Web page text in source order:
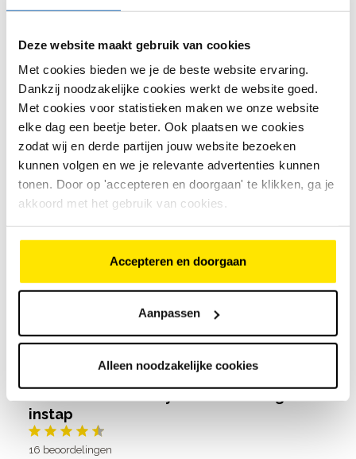
Deze website maakt gebruik van cookies
Met cookies bieden we je de beste website ervaring.
Dankzij noodzakelijke cookies werkt de website goed.
Met cookies voor statistieken maken we onze website
elke dag een beetje beter. Ook plaatsen we cookies
zodat wij en derde partijen jouw website bezoeken
kunnen volgen en we je relevante advertenties kunnen
tonen. Door op 'accepteren en doorgaan' te klikken, ga je
akkoord met het gebruik van cookies.
Accepteren en doorgaan
Aanpassen
Alleen noodzakelijke cookies
Bosch Performance CX
Enviolo traploze versnellingen
Actieradius van 120 tot 200 km
€3.799,-
Bekijk model
Cube Touring Hybrid Comfort SLX 800
hoge instap
€3.299,-
Bosch Performance Line PX
Actieradius van 120 tot 200 km
Bekijk model
instap
16 beoordelingen